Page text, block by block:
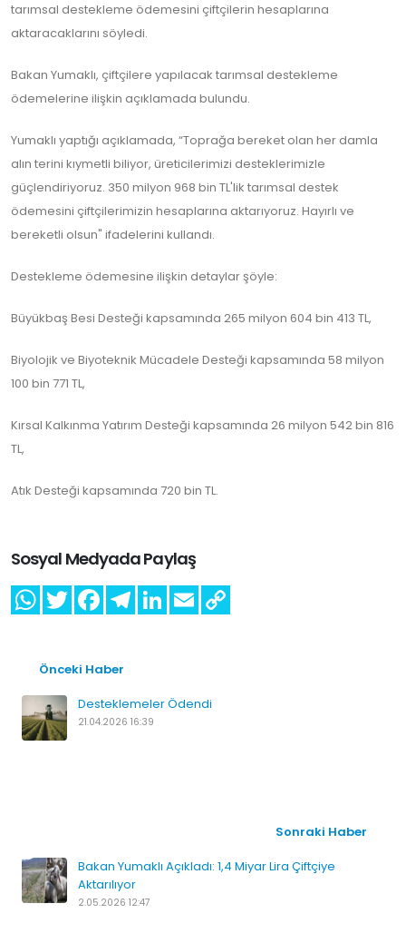
tarımsal destekleme ödemesini çiftçilerin hesaplarına
aktaracaklarını söyledi.
Bakan Yumaklı, çiftçilere yapılacak tarımsal destekleme
ödemelerine ilişkin açıklamada bulundu.
Yumaklı yaptığı açıklamada, “Toprağa bereket olan her damla
alın terini kıymetli biliyor, üreticilerimizi desteklerimizle
güçlendiriyoruz. 350 milyon 968 bin TL'lik tarımsal destek
ödemesini çiftçilerimizin hesaplarına aktarıyoruz. Hayırlı ve
bereketli olsun" ifadelerini kullandı.
Destekleme ödemesine ilişkin detaylar şöyle:
Büyükbaş Besi Desteği kapsamında 265 milyon 604 bin 413 TL,
Biyolojik ve Biyoteknik Mücadele Desteği kapsamında 58 milyon
100 bin 771 TL,
Kırsal Kalkınma Yatırım Desteği kapsamında 26 milyon 542 bin 816
TL,
Atık Desteği kapsamında 720 bin TL.
Sosyal Medyada Paylaş
Önceki Haber
Desteklemeler Ödendi
21.04.2026 16:39
Sonraki Haber
Bakan Yumaklı Açıkladı: 1,4 Miyar Lira Çiftçiye
Aktarılıyor
2.05.2026 12:47